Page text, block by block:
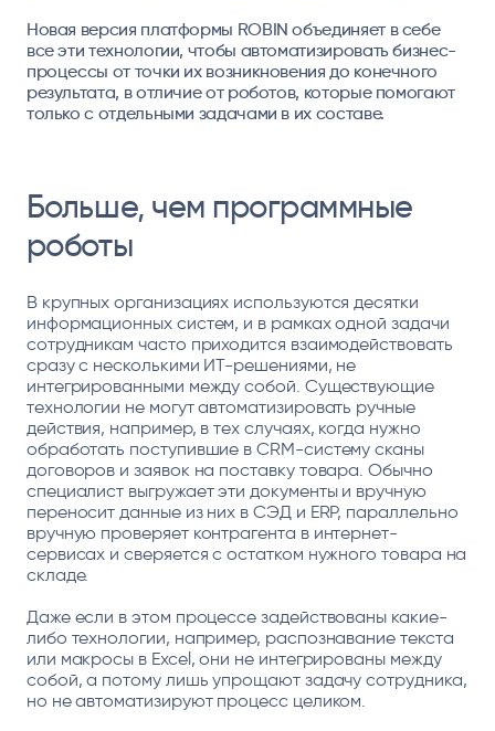
Новая версия платформы ROBIN объединяет в себе
все эти технологии, чтобы автоматизировать бизнес-
процессы от точки их возникновения до конечного
результата, в отличие от роботов, которые помогают
только с отдельными задачами в их составе.
Больше, чем программные
роботы
В крупных организациях используются десятки
информационных систем, и в рамках одной задачи
сотрудникам часто приходится взаимодействовать
сразу с несколькими ИТ-решениями, не
интегрированными между собой. Существующие
технологии не могут автоматизировать ручные
действия, например, в тех случаях, когда нужно
обработать поступившие в CRM-систему сканы
договоров и заявок на поставку товара. Обычно
специалист выгружает эти документы и вручную
переносит данные из них в СЭД и ERP, параллельно
вручную проверяет контрагента в интернет-
сервисах и сверяется с остатком нужного товара на
складе.
Даже если в этом процессе задействованы какие-
либо технологии, например, распознавание текста
или макросы в Excel, они не интегрированы между
собой, а потому лишь упрощают задачу сотрудника,
но не автоматизируют процесс целиком.